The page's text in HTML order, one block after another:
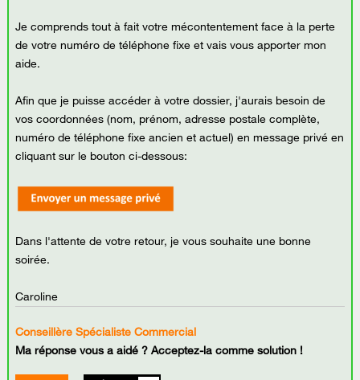
Je comprends tout à fait votre mécontentement face à la perte
de votre numéro de téléphone fixe et vais vous apporter mon
aide.
Afin que je puisse accéder à votre dossier, j'aurais besoin de
vos coordonnées (nom, prénom, adresse postale complète,
numéro de téléphone fixe ancien et actuel) en message privé en
cliquant sur le bouton ci-dessous:
Dans l'attente de votre retour, je vous souhaite une bonne
soirée.
Caroline
Conseillère Spécialiste Commercial
Ma réponse vous a aidé ? Acceptez-la comme solution !